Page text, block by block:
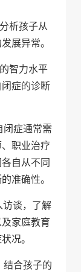
析孩子从
展异常。
智力水平
症的诊断
闭症通常需
职业治疗
自从不同
准确性。
访谈，了解
家庭教育
况。
结合孩子的